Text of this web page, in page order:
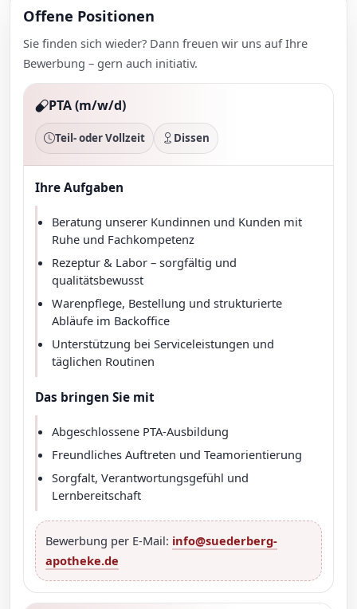
Offene Positionen
Sie finden sich wieder? Dann freuen wir uns auf Ihre
Bewerbung – gern auch initiativ.
PTA (m/w/d)
Teil- oder Vollzeit Dissen
Ihre Aufgaben
Beratung unserer Kundinnen und Kunden mit
Ruhe und Fachkompetenz
Rezeptur & Labor – sorgfältig und
qualitätsbewusst
Warenpflege, Bestellung und strukturierte
Abläufe im Backoffice
Unterstützung bei Serviceleistungen und
täglichen Routinen
Das bringen Sie mit
Abgeschlossene PTA-Ausbildung
Freundliches Auftreten und Teamorientierung
Sorgfalt, Verantwortungsgefühl und
Lernbereitschaft
Bewerbung per E-Mail: info@suederberg-
apotheke.de